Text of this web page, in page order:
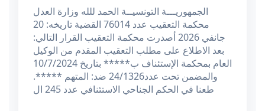
الجمهوريـــة التونسيــة الحمد للله وزارة العدل
محكمة التعقيب عدد 76014 القضية تاريخه: 20
جانفي 2026 أصدرت محكمة التعقيب القرار التالي:
بعد الاطلاع على مطلب التعقيب المقدم من الوكيل
العام بمحكمة الإستئناف ب***** بتاريخ 10/7/2024
والمضمن تحت عدد24/1326 ضد: المتهم *****.
طعنا في الحكم الجناحي الاستئنافي عدد 245 ال